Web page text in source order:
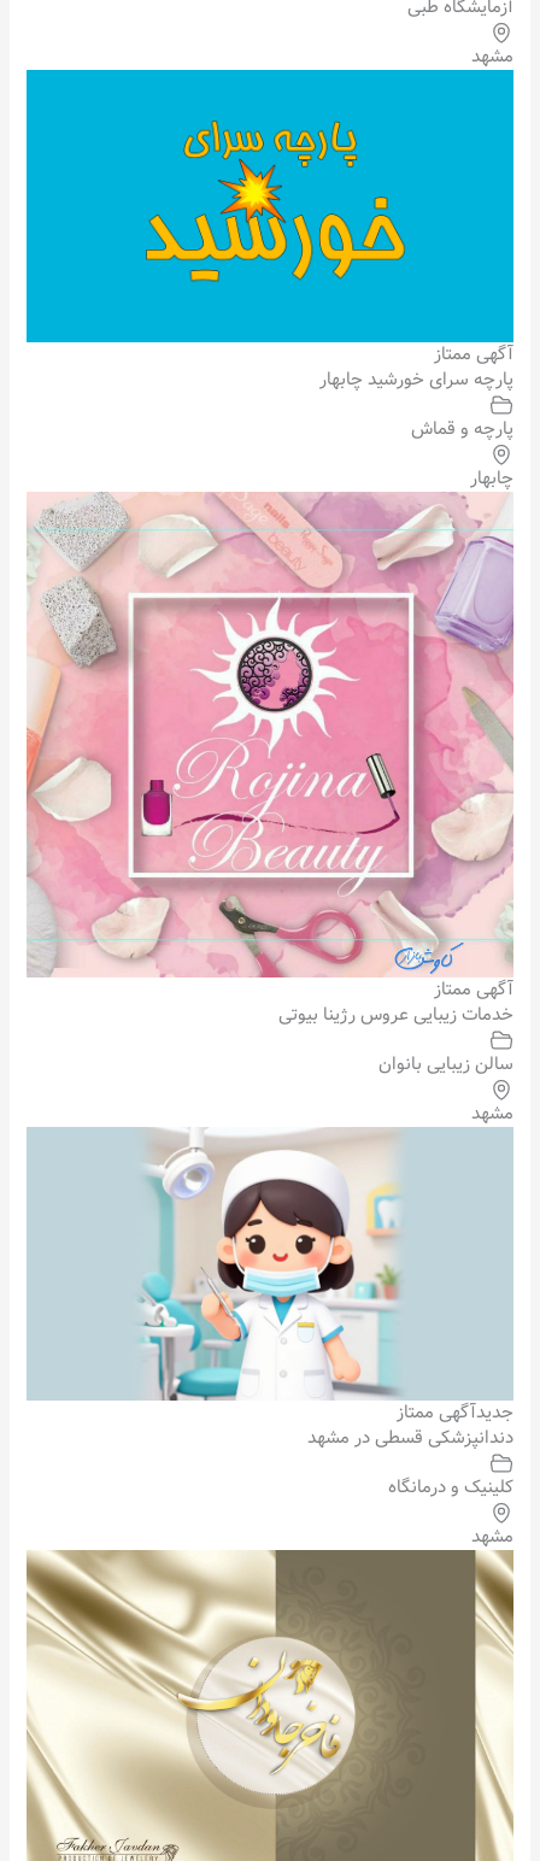
آزمایشگاه طبی
مشهد
آگهی ممتاز
پارچه سرای خورشید چابهار
پارچه و قماش
چابهار
آگهی ممتاز
خدمات زیبایی عروس رژینا بیوتی
سالن زیبایی بانوان
مشهد
جدیدآگهی ممتاز
دندانپزشکی قسطی در مشهد
کلینیک و درمانگاه
مشهد